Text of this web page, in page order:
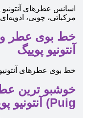
اسانس عطرهای
مرکباتی، چوبی،
آنتونیو پوییگ
خط بوی عطرهای
Puig) آنتونیو پوییگ